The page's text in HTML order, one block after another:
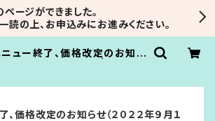
ージができました。
読の上、お申込みにお進みください。
ュー終了、価格改定のお知ら
、価格改定のお知らせ（２０２２年９月１